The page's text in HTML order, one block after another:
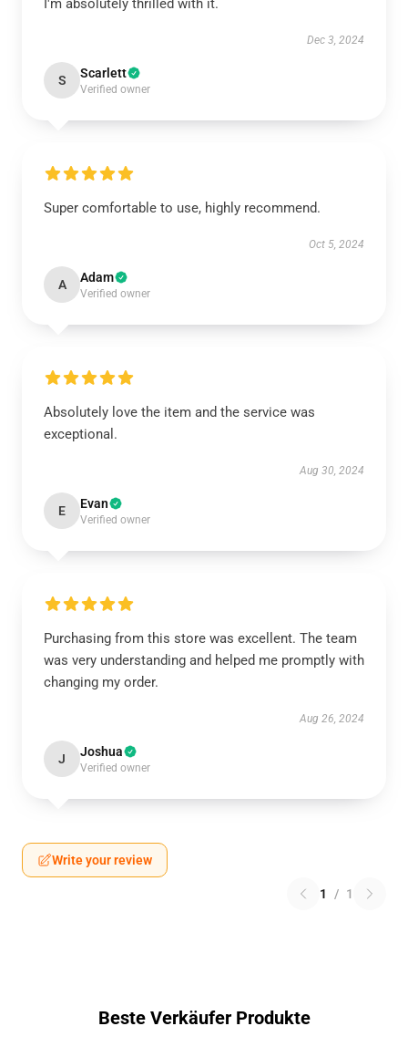
I'm absolutely thrilled with it.
Dec 3, 2024
S Scarlett
Verified owner
Super comfortable to use, highly recommend.
Oct 5, 2024
A Adam
Verified owner
Absolutely love the item and the service was
exceptional.
Aug 30, 2024
E Evan
Verified owner
Purchasing from this store was excellent. The team
was very understanding and helped me promptly with
changing my order.
Aug 26, 2024
J Joshua
Verified owner
Write your review
1 / 1
Beste Verkäufer Produkte